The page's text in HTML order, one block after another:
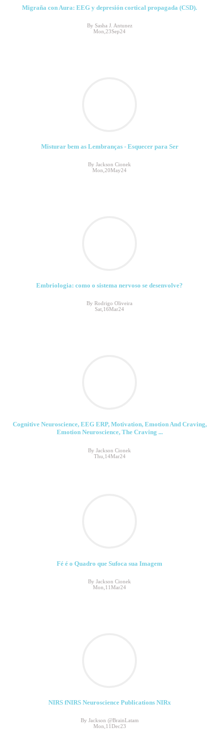
Migraña con Aura: EEG y depresión cortical propagada (CSD).
By Sasha J. Antunez
Mon,23Sep24
Misturar bem as Lembranças - Esquecer para Ser
By Jackson Cionek
Mon,20May24
Embriologia: como o sistema nervoso se desenvolve?
By Rodrigo Oliveira
Sat,16Mar24
Cognitive Neuroscience, EEG ERP, Motivation, Emotion And Craving,
Emotion Neuroscience, The Craving ...
By Jackson Cionek
Thu,14Mar24
Fé é o Quadro que Sufoca sua Imagem
By Jackson Cionek
Mon,11Mar24
NIRS fNIRS Neuroscience Publications NIRx
By Jackson @BrainLatam
Mon,11Dec23